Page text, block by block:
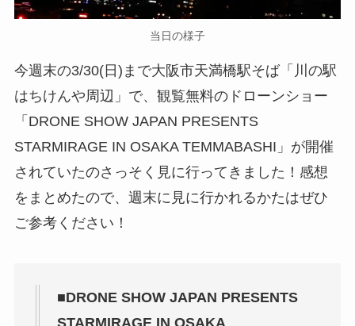
当日の様子
今週末の3/30(日)まで大阪市天満橋駅そば「川の駅
はちけんや周辺」で、観覧無料のドローンショー
「DRONE SHOW JAPAN PRESENTS
STARMIRAGE IN OSAKA TEMMABASHI」が開催
されていたのさっそく見に行ってきました！感想
をまとめたので、週末に見に行かれるかたはぜひ
ご参考ください！
■DRONE SHOW JAPAN PRESENTS